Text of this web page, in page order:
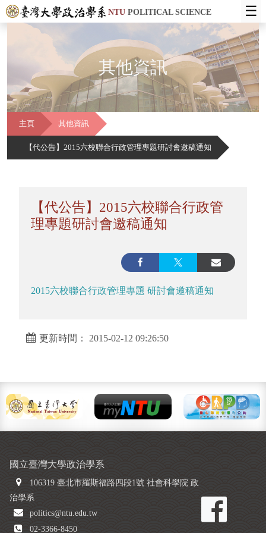
NTUPOLITICAL SCIENCE ☰
其他資訊
主頁 其他資訊
【代公告】2015六校聯合行政管理專題研討會邀稿通知
【代公告】2015六校聯合行政管
理專題研討會邀稿通知
2015六校聯合行政管理專題 研討會邀稿通知
更新時間： 2015-02-12 09:26:50
國立臺灣大學政治學系
106319 臺北市羅斯福路四段1號 社會科學院 政
治學系
politics@ntu.edu.tw
02-3366-8450